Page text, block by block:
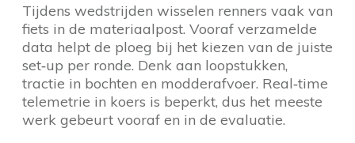
Tijdens wedstrijden wisselen renners vaak van
fiets in de materiaalpost. Vooraf verzamelde
data helpt de ploeg bij het kiezen van de juiste
set‑up per ronde. Denk aan loopstukken,
tractie in bochten en modderafvoer. Real‑time
telemetrie in koers is beperkt, dus het meeste
werk gebeurt vooraf en in de evaluatie.